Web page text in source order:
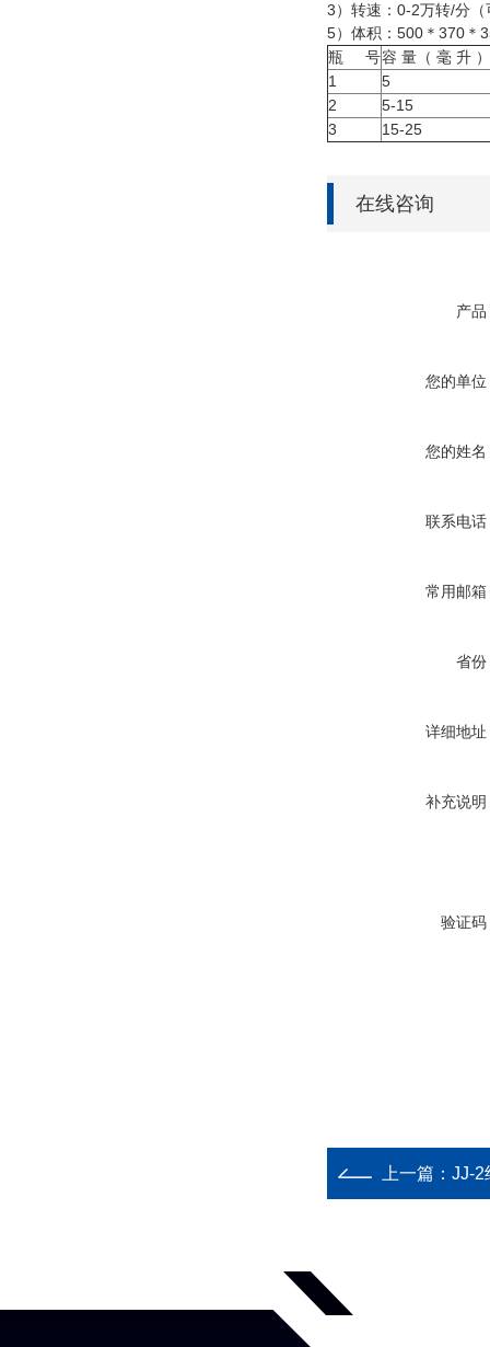
3）转速：0-2万转/分
5）体积：500＊
瓶 号容 量（ 毫 升 ）
1
5
2
5-15
3
15-25
在线咨询
产品
您的单位
您的姓名
联系电话
常用邮箱
省份
详细地址
补充说明
验证码
上一篇： JJ-2